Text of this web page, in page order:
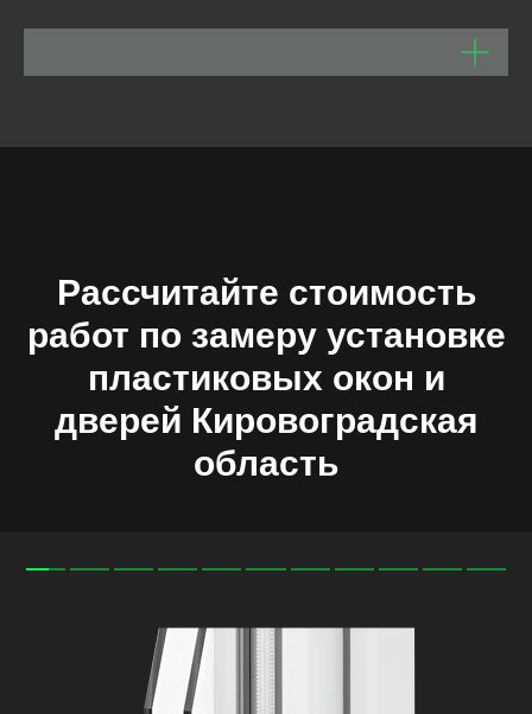
Рассчитайте стоимость
работ по замеру установке
пластиковых окон и
дверей Кировоградская
область